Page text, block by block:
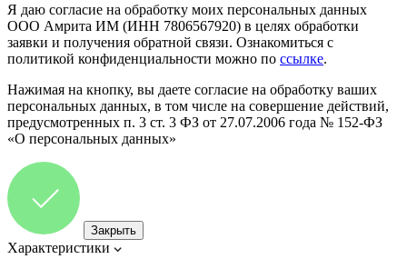
Я даю согласие на обработку моих персональных данных
ООО Амрита ИМ (ИНН 7806567920) в целях обработки
заявки и получения обратной связи. Ознакомиться с
политикой конфиденциальности можно по ссылке.
Нажимая на кнопку, вы даете согласие на обработку ваших
персональных данных, в том числе на совершение действий,
предусмотренных п. 3 ст. 3 ФЗ от 27.07.2006 года № 152-ФЗ
«О персональных данных»
Закрыть
Характеристики